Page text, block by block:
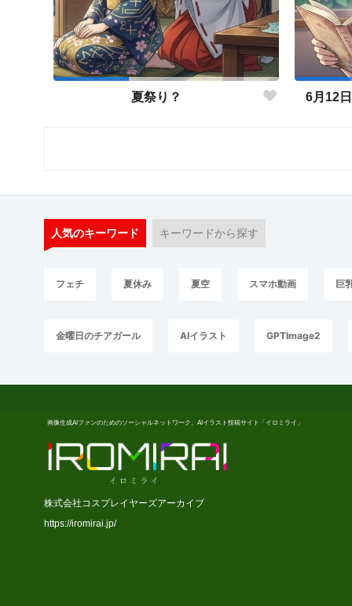
夏祭り？ 6月12
人気のキーワード キーワードから探す
フェチ 夏休み 夏空 スマホ動画 巨
金曜日のチアガール AIイラスト GPTImage2
画像生成AIファンのためのソーシャルネットワーク、AIイラスト投稿サイト「イロミライ」
株式会社コスプレイヤーズアーカイブ
https://iromirai.jp/